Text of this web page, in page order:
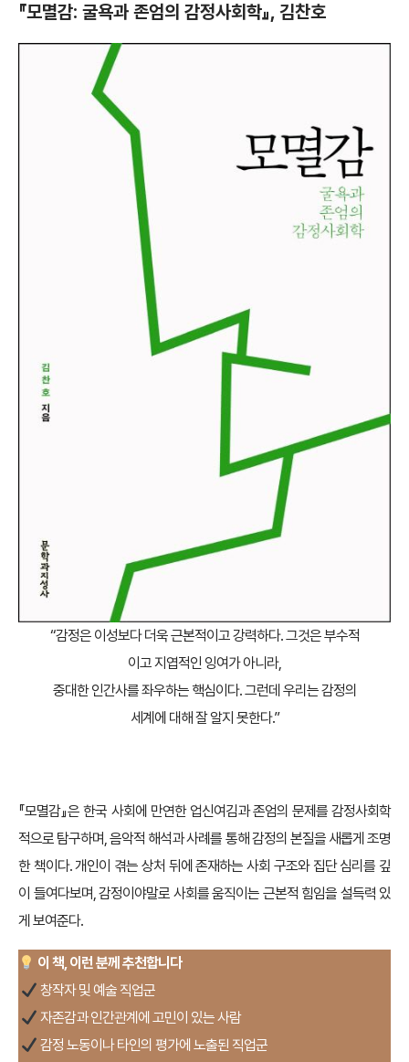
『모멸감: 굴욕과 존엄의 감정사회학』, 김찬호
“감정은 이성보다 더욱 근본적이고 강력하다. 그것은 부수적
이고 지엽적인 잉여가 아니라,
중대한 인간사를 좌우하는 핵심이다. 그런데 우리는 감정의
세계에 대해 잘 알지 못한다.”
『모멸감』은 한국 사회에 만연한 업신여김과 존엄의 문제를 감정사회학
적으로 탐구하며, 음악적 해석과 사례를 통해 감정의 본질을 새롭게 조명
한 책이다. 개인이 겪는 상처 뒤에 존재하는 사회 구조와 집단 심리를 깊
이 들여다보며, 감정이야말로 사회를 움직이는 근본적 힘임을 설득력 있
게 보여준다.
이 책, 이런 분께 추천합니다
창작자 및 예술 직업군
자존감과 인간관계에 고민이 있는 사람
감정 노동이나 타인의 평가에 노출된 직업군